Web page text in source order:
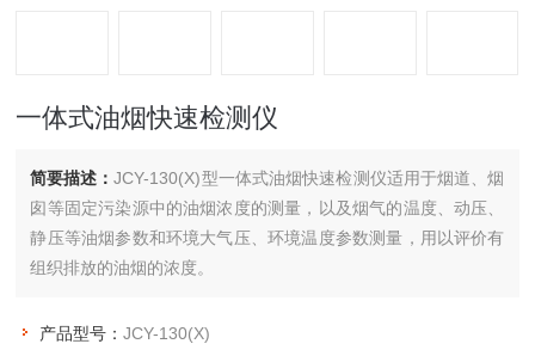
一体式油烟快速检测仪
简要描述：JCY-130(X)型一体式油烟快速检测仪适用于烟道、烟
囱等固定污染源中的油烟浓度的测量，以及烟气的温度、动压、
静压等油烟参数和环境大气压、环境温度参数测量，用以评价有
组织排放的油烟的浓度。
产品型号：JCY-130(X)